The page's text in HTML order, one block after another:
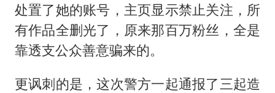
处置了她的账号，主页显示禁止关注，所
有作品全删光了，原来那百万粉丝，全是
靠透支公众善意骗来的。
更讽刺的是，这次警方一起通报了三起造